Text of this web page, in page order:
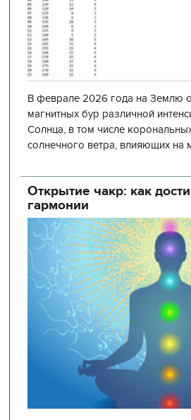
В феврале 2026 года на Землю
магнитных бур различной
Солнца, в том числе
солнечного ветра, влияющих на
об
Открытие чакр: как
гармонии